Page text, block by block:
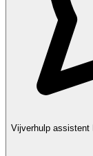
Vijverhulp assistent